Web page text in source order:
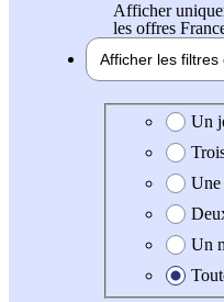
Afficher
les offres
Afficher les filtres
Date de
Un
Une
Un